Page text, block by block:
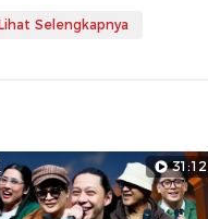
Selengkapnya
31:12